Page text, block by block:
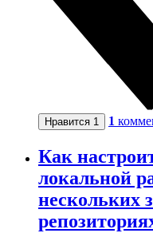
Нравится 1 1
Как
локальной
нескольких